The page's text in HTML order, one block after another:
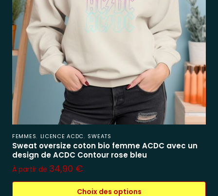
FEMMES, LICENCE ACDC, SWEATS
Sweat oversize coton bio femme ACDC avec un
design de ACDC Contour rose bleu
À partir de 34,90 €
Choix des options